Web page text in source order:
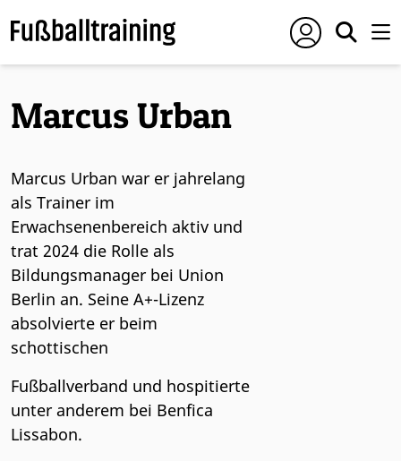
Marcus Urban
Marcus Urban war er jahrelang
als Trainer im
Erwachsenenbereich aktiv und
trat 2024 die Rolle als
Bildungsmanager bei Union
Berlin an. Seine A+-Lizenz
absolvierte er beim
schottischen
Fußballverband und hospitierte
unter anderem bei Benfica
Lissabon.